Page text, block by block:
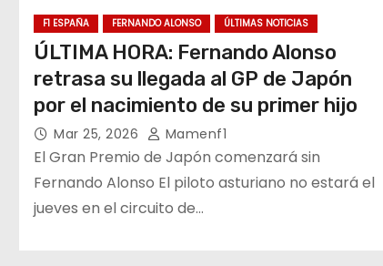
F1 ESPAÑA FERNANDO ALONSO ÚLTIMAS NOTICIAS
ÚLTIMA HORA: Fernando Alonso
retrasa su llegada al GP de Japón
por el nacimiento de su primer hijo
Mar 25, 2026 Mamenf1
El Gran Premio de Japón comenzará sin
Fernando Alonso El piloto asturiano no estará el
jueves en el circuito de…